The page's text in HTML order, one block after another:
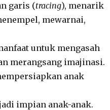
garis (tracing), menarik
mewarnai,
untuk mengasah
merangsang imajinasi.
anak
impian anak-anak.